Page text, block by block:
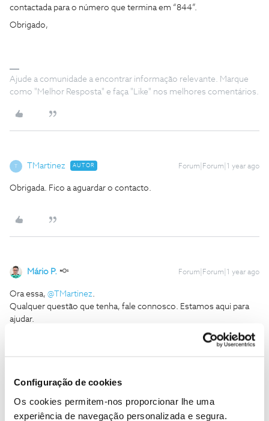
Configuração de cookies
Os cookies permitem-nos proporcionar lhe uma
experiência de navegação personalizada e segura.
contactada para o número que termina em “844”.
Obrigado,
Ajude a comunidade a encontrar informação relevante. Marque
como "Melhor Resposta" e faça "Like" nos melhores comentários.
T TMartinez AUTOR Forum|Forum|1 year ago
Obrigada. Fico a aguardar o contacto.
Mário P. Forum|Forum|1 year ago
Ora essa, ​ @TMartinez.
Qualquer questão que tenha, fale connosco. Estamos aqui para
ajudar.
como "Melhor Resposta" e faça "Like" nos melhores comentários.